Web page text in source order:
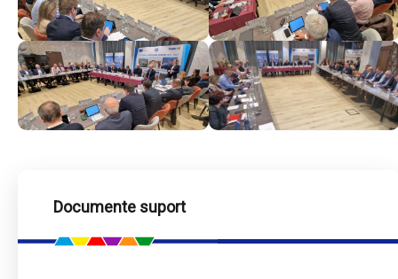
Documente suport